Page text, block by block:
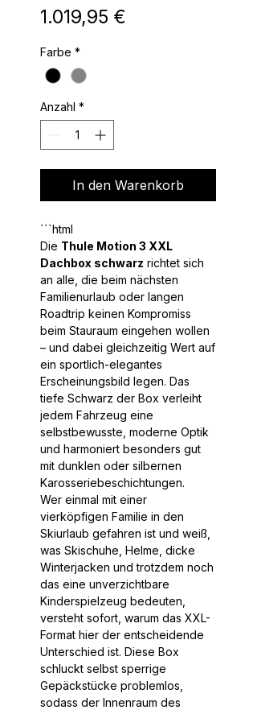
1.019,95 €
Farbe *
Anzahl *
In den Warenkorb
```html
Die Thule Motion 3 XXL
Dachbox schwarz richtet sich
an alle, die beim nächsten
Familienurlaub oder langen
Roadtrip keinen Kompromiss
beim Stauraum eingehen wollen
– und dabei gleichzeitig Wert auf
ein sportlich-elegantes
Erscheinungsbild legen. Das
tiefe Schwarz der Box verleiht
jedem Fahrzeug eine
selbstbewusste, moderne Optik
und harmoniert besonders gut
mit dunklen oder silbernen
Karosseriebeschichtungen.
Wer einmal mit einer
vierköpfigen Familie in den
Skiurlaub gefahren ist und weiß,
was Skischuhe, Helme, dicke
Winterjacken und trotzdem noch
das eine unverzichtbare
Kinderspielzeug bedeuten,
versteht sofort, warum das XXL-
Format hier der entscheidende
Unterschied ist. Diese Box
schluckt selbst sperrige
Gepäckstücke problemlos,
sodass der Innenraum des